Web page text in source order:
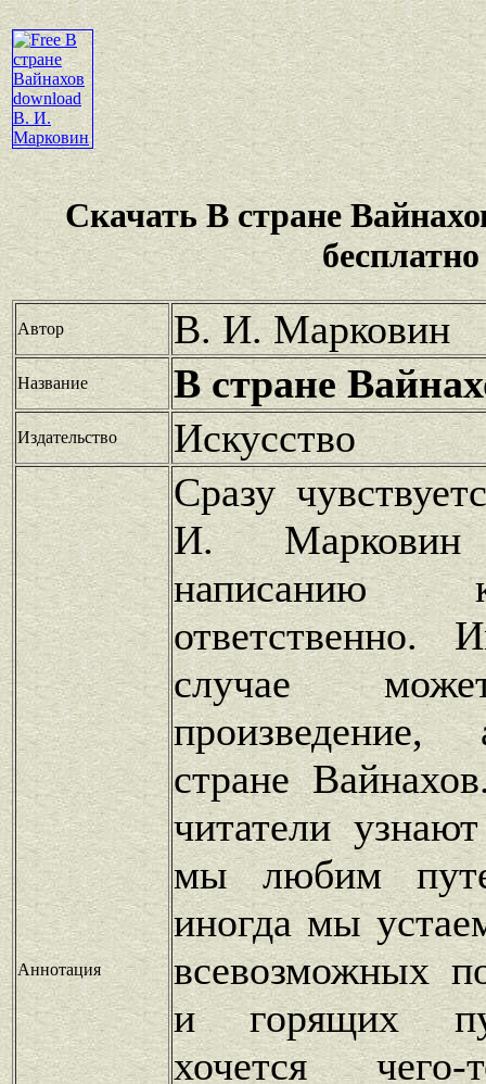
Скачать В стране
бесплатно
Автор В. И. Марковин
Название В стране
Издательство Искусство
Аннотация
Сразу
И.
написанию
ответственно.
случае
стране
читатели
мы любим
иногда мы
всевозможных
и горящих
хочется чего-